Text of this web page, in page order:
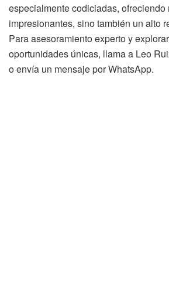
especialmente codiciadas, ofreciendo
impresionantes, sino también un alto
Para asesoramiento experto y
oportunidades únicas, llama a Leo
o envía un mensaje por WhatsApp.